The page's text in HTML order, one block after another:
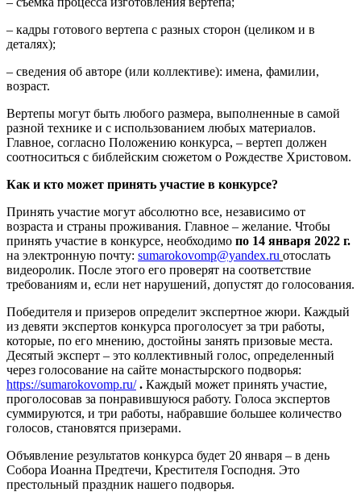
– кадры готового вертепа с разных сторон (целиком и в
деталях);
– сведения об авторе (или коллективе): имена, фамилии,
возраст.
Вертепы могут быть любого размера, выполненные в самой
разной технике и с использованием любых материалов.
Главное, согласно Положению конкурса, – вертеп должен
соотноситься с библейским сюжетом о Рождестве Христовом.
Как и кто может принять участие в конкурсе?
Принять участие могут абсолютно все, независимо от
возраста и страны проживания. Главное – желание. Чтобы
принять участие в конкурсе, необходимо по 14 января 2022 г.
на электронную почту: sumarokovomp@yandex.ru отослать
видеоролик. После этого его проверят на соответствие
требованиям и, если нет нарушений, допустят до голосования.
Победителя и призеров определит экспертное жюри. Каждый
из девяти экспертов конкурса проголосует за три работы,
которые, по его мнению, достойны занять призовые места.
Десятый эксперт – это коллективный голос, определенный
через голосование на сайте монастырского подворья:
https://sumarokovomp.ru/ . Каждый может принять участие,
проголосовав за понравившуюся работу. Голоса экспертов
суммируются, и три работы, набравшие большее количество
голосов, становятся призерами.
Объявление результатов конкурса будет 20 января – в день
Собора Иоанна Предтечи, Крестителя Господня. Это
престольный праздник нашего подворья.